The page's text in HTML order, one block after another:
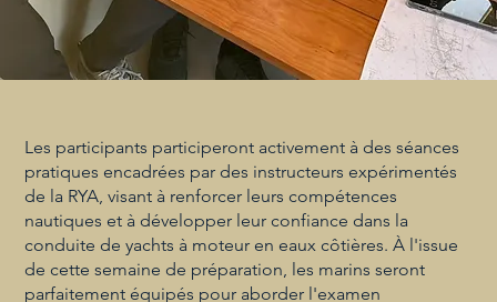
Les participants participeront activement à des séances
pratiques encadrées par des instructeurs expérimentés
de la RYA, visant à renforcer leurs compétences
nautiques et à développer leur confiance dans la
conduite de yachts à moteur en eaux côtières. À l'issue
de cette semaine de préparation, les marins seront
parfaitement équipés pour aborder l'examen